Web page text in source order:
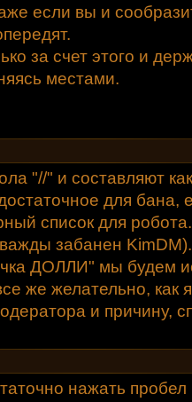
если вы и
за счет этого и
местами.
"//" и составляют
для бана,
список для
забанен
ДОЛЛИ" мы будем
же желательно, как
и причину,
нажать